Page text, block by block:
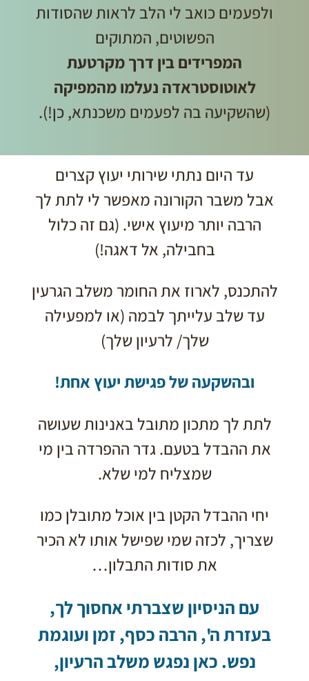
ולפעמים כואב לי הלב לראות שהסודות
הפשוטים, המתוקים
המפרידים בין דרך מקרטעת
לאוטוסטראדה נעלמו מהמפיקה
(שהשקיעה בה לפעמים משכנתא, כן!).
עד היום נתתי שירותי יעוץ קצרים
אבל משבר הקורונה מאפשר לי לתת לך
הרבה יותר מיעוץ אישי. (גם זה כלול
בחבילה, אל דאגה!)
להתכנס, לארוז את החומר משלב הגרעין
עד שלב עלייתך לבמה (או למפעילה
שלך/ לרעיון שלך)
ובהשקעה של פגישת יעוץ אחת!
לתת לך מתכון מתובל באנינות שעושה
את ההבדל בטעם. גדר ההפרדה בין מי
שמצליח למי שלא.
יחי ההבדל הקטן בין אוכל מתובלן כמו
שצריך, לכזה שמי שפישל אותו לא הכיר
את סודות התבלון…
עם הניסיון שצברתי אחסוך לך,
בעזרת ה', הרבה כסף, זמן ועוגמת
נפש. כאן נפגש משלב הרעיון,